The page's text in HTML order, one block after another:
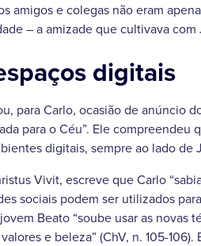
amigos e colegas não eram
– a amizade que cultivava com
digitais
para Carlo, ocasião de anúncio
para o Céu”. Ele compreendeu
digitais, sempre ao lado de
Vivit, escreve que Carlo
sociais podem ser utilizados
Beato “soube usar as novas
e beleza” (ChV, n. 105-106).